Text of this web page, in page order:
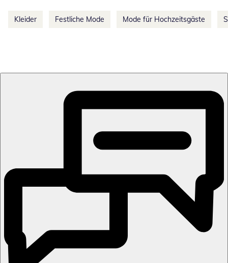
Kleider Festliche Mode Mode für Hochzeitsgäste